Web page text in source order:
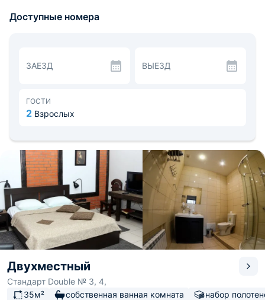
любой точки города.
проживания, не был омрачен какими либо
недостатками. Так в каждом номере есть такие
Тип питания Вы можете выбрать до заезда. Выбор стоит
между «без питания» и с «включенными завтраками».
пушки брянского арсенала.
Доступные номера
ЗАЕЗД ВЫЕЗД
ГОСТИ
2 Взрослых
Двухместный
Стандарт Double № 3, 4,
35м²
собственная ванная комната набор